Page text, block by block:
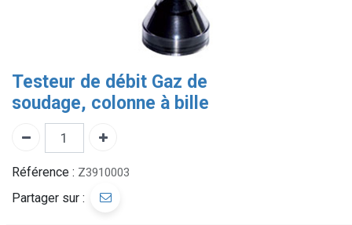
Testeur de débit Gaz de
soudage, colonne à bille
Référence : Z3910003
Partager sur :